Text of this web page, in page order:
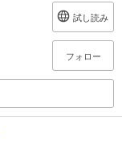
試し読み
フォロー